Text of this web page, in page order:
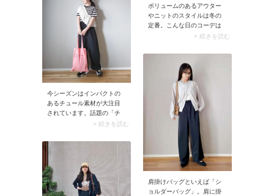
にくい服を選びたいもので
す。例えばショート丈のス
トライプシャツにタックパ
ンツを合わせたコーデなら
リラックスして楽しめそ
う。肩掛けカーディガンで
奥行きをプラスすれば、今
季らしくてよりこなれたム
ードに。
ボリュームのあるアウター
やニットのスタイルは冬の
定番。こんな日のコーデは
どこかにスッキリ見えるポ
す。それが即叶うのが黒ブ
ーツ。レザーの質感も相ま
って、スタイリングがキュ
ッと引き締まりバランスよ
く整います。
> 続きを読む
今シーズンはインパクトの
あるチュール素材が大注目
されています。話題の「チ
ュールフリル」をボーダー
ば、それだけで一気に最旬
モードに！ 今ドキファッシ
ョンを楽しみたい方にイチ
押しの着こなし方です。
> 続きを読む
肩掛けバッグといえば「シ
ョルダーバッグ」。肩に掛